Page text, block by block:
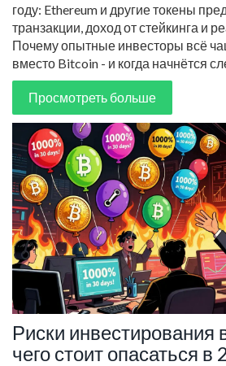
году: Ethereum и другие токены
транзакции, доход от стейкинга и
Почему опытные инвесторы всё
вместо Bitcoin - и когда начнётся
Просмотреть больше
Риски инвестирования
чего стоит опасаться в